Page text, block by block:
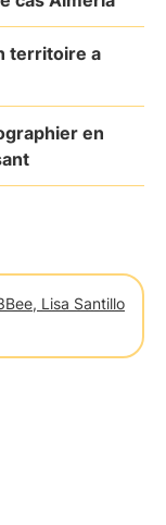
territoire a
en
Lisa Santillo